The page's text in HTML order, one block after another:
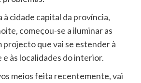
à cidade capital da província,
começou-se a iluminar as
projecto que vai se estender à
às localidades do interior.
meios feita recentemente, vai